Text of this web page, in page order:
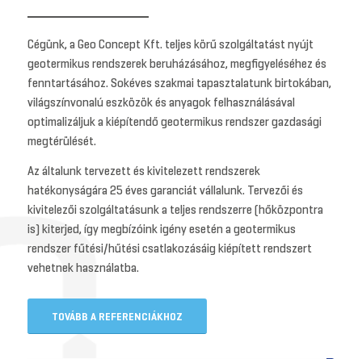
Cégünk, a Geo Concept Kft. teljes körű szolgáltatást nyújt
geotermikus rendszerek beruházásához, megfigyeléséhez és
fenntartásához. Sokéves szakmai tapasztalatunk birtokában,
világszínvonalú eszközök és anyagok felhasználásával
optimalizáljuk a kiépítendő geotermikus rendszer gazdasági
megtérülését.
Az általunk tervezett és kivitelezett rendszerek
hatékonyságára 25 éves garanciát vállalunk. Tervezői és
kivitelezői szolgáltatásunk a teljes rendszerre (hőközpontra
is) kiterjed, így megbízóink igény esetén a geotermikus
rendszer fűtési/hűtési csatlakozásáig kiépített rendszert
vehetnek használatba.
TOVÁBB A REFERENCIÁKHOZ